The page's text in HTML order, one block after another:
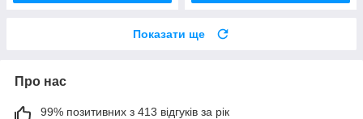
Показати ще
Про нас
99% позитивних з 413 відгуків за рік